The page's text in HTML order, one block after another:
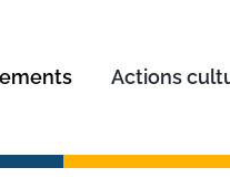
Actions